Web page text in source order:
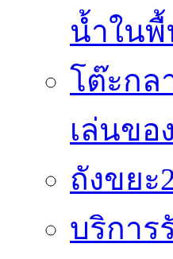
น้ำในพื้
โต๊ะกล
เล่นข
ถังขยะ
บริกา